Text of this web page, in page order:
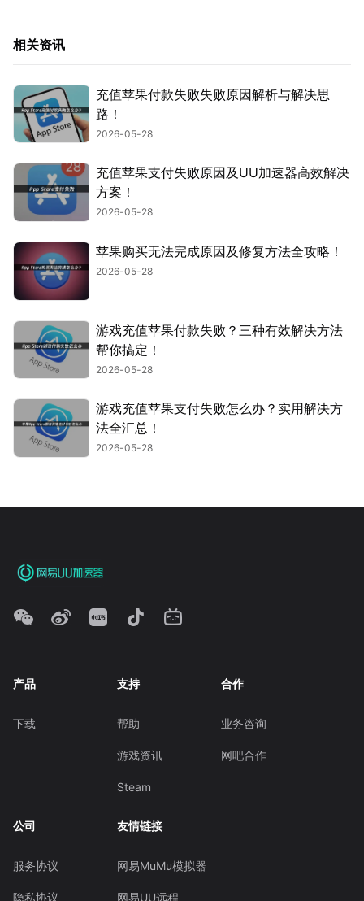
相关资讯
充值苹果付款失败失败原因解析与解决思
路！
2026-05-28
充值苹果支付失败原因及UU加速器高效解决
方案！
2026-05-28
苹果购买无法完成原因及修复方法全攻略！
2026-05-28
游戏充值苹果付款失败？三种有效解决方法
帮你搞定！
2026-05-28
游戏充值苹果支付失败怎么办？实用解决方
法全汇总！
2026-05-28
产品
下载
支持
帮助
游戏资讯
Steam
合作
业务咨询
网吧合作
公司
服务协议
隐私协议
友情链接
网易MuMu模拟器
网易UU远程